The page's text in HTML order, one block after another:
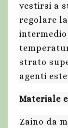
vestirsi a
regolare
intermedio
strato
agenti
Materiale
Zaino da